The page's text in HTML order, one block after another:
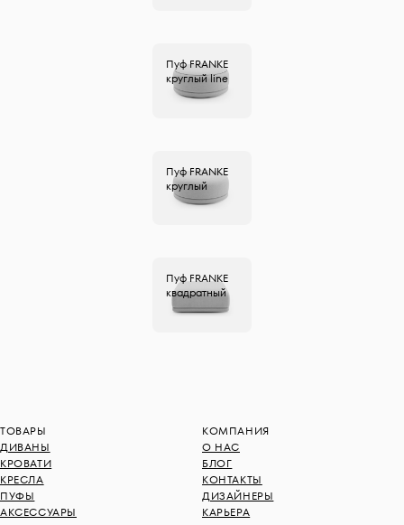
ПуфFRANKE
круглый line
ПуфFRANKE
круглый
Пуф FRANKE
квадратный
ТОВАРЫ
ДИВАНЫ
КРОВАТИ
КРЕСЛА
ПУФЫ
АКСЕССУАРЫ
КОМПАНИЯ
О НАС
БЛОГ
КОНТАКТЫ
ДИЗАЙНЕРЫ
КАРЬЕРА